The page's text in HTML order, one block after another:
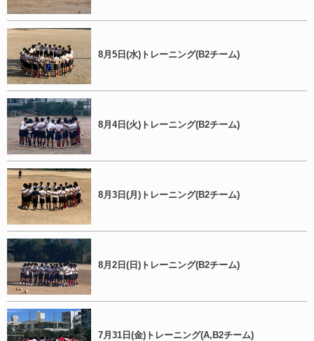
8月5日(水)トレーニング(B2チーム)
8月4日(火)トレーニング(B2チーム)
8月3日(月)トレーニング(B2チーム)
8月2日(日)トレーニング(B2チーム)
7月31日(金)トレーニング(A,B2チーム)